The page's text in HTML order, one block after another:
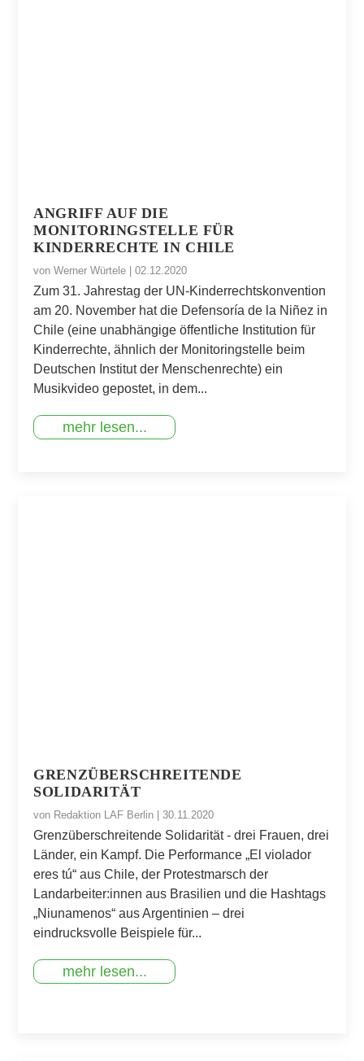
ANGRIFF AUF DIE
MONITORINGSTELLE FÜR
KINDERRECHTE IN CHILE
vonWerner Würtele |02.12.2020
Zum 31. Jahrestag der UN-Kinderrechtskonvention
am 20. November hat die Defensoría de la Niñez in
Chile (eine unabhängige öffentliche Institution für
Kinderrechte, ähnlich der Monitoringstelle beim
Deutschen Institut der Menschenrechte) ein
Musikvideo gepostet, in dem...
mehr lesen...
GRENZÜBERSCHREITENDE
SOLIDARITÄT
von Redaktion LAF Berlin 30.11.2020
Grenzüberschreitende Solidarität - drei Frauen, drei
Länder, ein Kampf. Die Performance „El violador
eres tú“ aus Chile, der Protestmarsch der
Landarbeiter:innen aus Brasilien und die Hashtags
„Niunamenos“ aus Argentinien – drei
eindrucksvolle Beispiele für...
mehr lesen...